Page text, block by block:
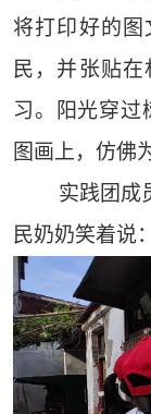
将打印好的
民，并张贴
习。阳光穿过
图画上，仿佛
实践团成
民奶奶笑着说